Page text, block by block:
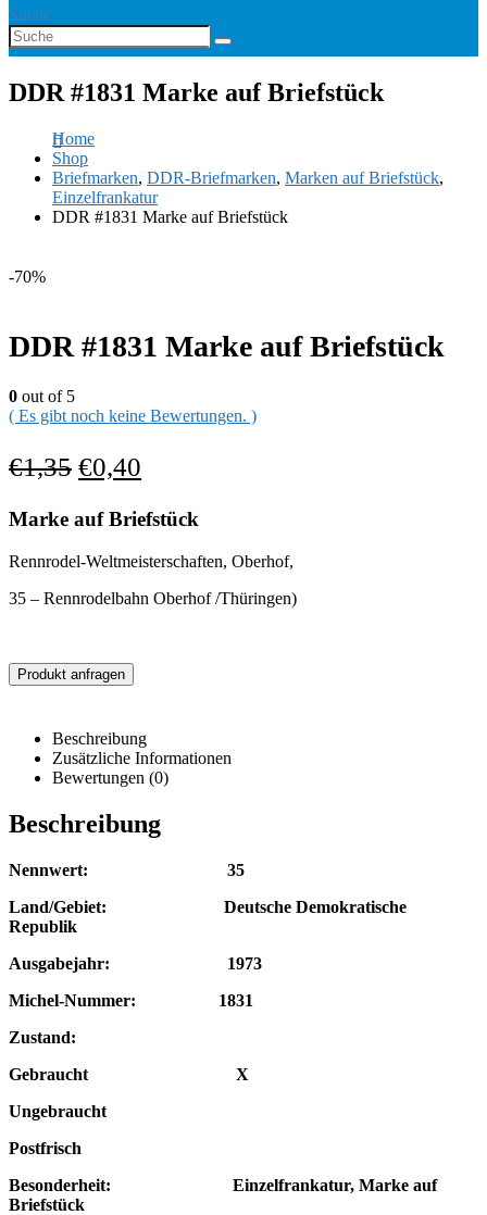
Suche
DDR #1831 Marke auf Briefstück
Home
Shop
Briefmarken, DDR-Briefmarken, Marken auf Briefstück,
Einzelfrankatur
DDR #1831 Marke auf Briefstück
-70%
DDR #1831 Marke auf Briefstück
0 out of 5
( Es gibt noch keine Bewertungen. )
€1,35 €0,40
Marke auf Briefstück
Rennrodel-Weltmeisterschaften, Oberhof,
35 – Rennrodelbahn Oberhof /Thüringen)
Produkt anfragen
Beschreibung
Zusätzliche Informationen
Bewertungen (0)
Beschreibung
Nennwert: 35
Land/Gebiet: Deutsche Demokratische
Republik
Ausgabejahr: 1973
Michel-Nummer: 1831
Zustand:
Gebraucht X
Ungebraucht
Postfrisch
Besonderheit: Einzelfrankatur, Marke auf
Briefstück